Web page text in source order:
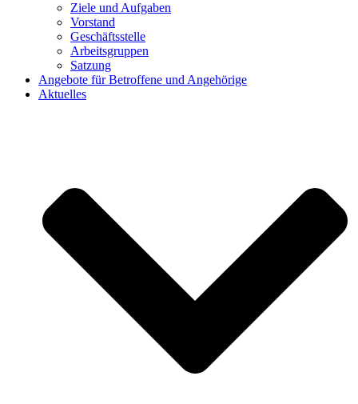
Ziele und Aufgaben
Vorstand
Geschäftsstelle
Arbeitsgruppen
Satzung
Angebote für Betroffene und Angehörige
Aktuelles